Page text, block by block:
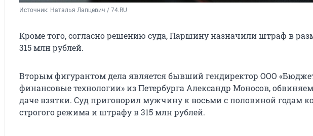
Источник: Наталья Лапцевич / 74.RU
Кроме того, согласно решению суда, Паршину назначили штраф в
315 млн рублей.
Вторым фигурантом дела является бывший гендиректор ООО
финансовые технологии» из Петербурга Александр Моносов,
даче взятки. Суд приговорил мужчину к восьми с половиной годам
строгого режима и штрафу в315 млнрублей.